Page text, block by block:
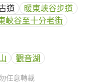
道
暖東峽谷步道
峽谷至十分老街
觀音湖
任意轉載